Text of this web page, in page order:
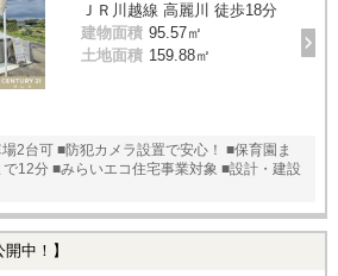
ＪＲ川越線 高麗川 徒歩18分
建物面積 95.57㎡
土地面積 159.88㎡
2台可 ■防犯カメラ設置で安心！ ■保育園ま
12分 ■みらいエコ住宅事業対象 ■設計・建設
中！】